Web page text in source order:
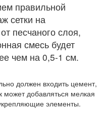
правильной
сетки на
песчаного слоя,
смесь будет
чем на 0,5-1 см.
должен входить цемент,
может добавляться мелкая
элементы.